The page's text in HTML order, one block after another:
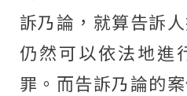
訴乃論，就算告訴
仍然可以依法地進
罪。而告訴乃論的